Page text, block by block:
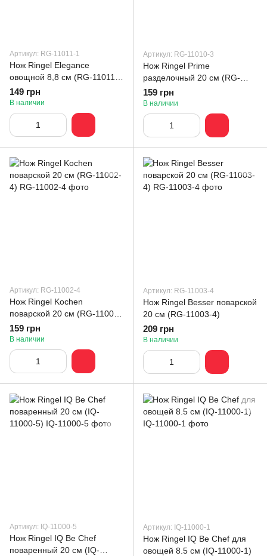
Артикул: RG-11011-1
Нож Ringel Elegance
овощной 8,8 см (RG-11011-
1)
149 грн
В наличии
Артикул: RG-11010-3
Нож Ringel Prime
разделочный 20 см (RG-
11010-3)
159 грн
В наличии
Артикул: RG-11002-4
Нож Ringel Kochen
поварской 20 см (RG-11002-
4)
159 грн
В наличии
Артикул: RG-11003-4
Нож Ringel Besser поварской
20 см (RG-11003-4)
209 грн
В наличии
Артикул: IQ-11000-5
Нож Ringel IQ Be Chef
поваренный 20 см (IQ-
Артикул: IQ-11000-1
Нож Ringel IQ Be Chef для
овощей 8.5 см (IQ-11000-1)